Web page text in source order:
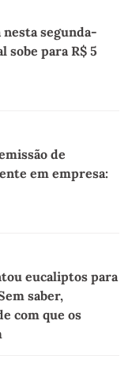
segunda-
para R$ 5
de
em empresa:
eucaliptos para
saber,
com que os